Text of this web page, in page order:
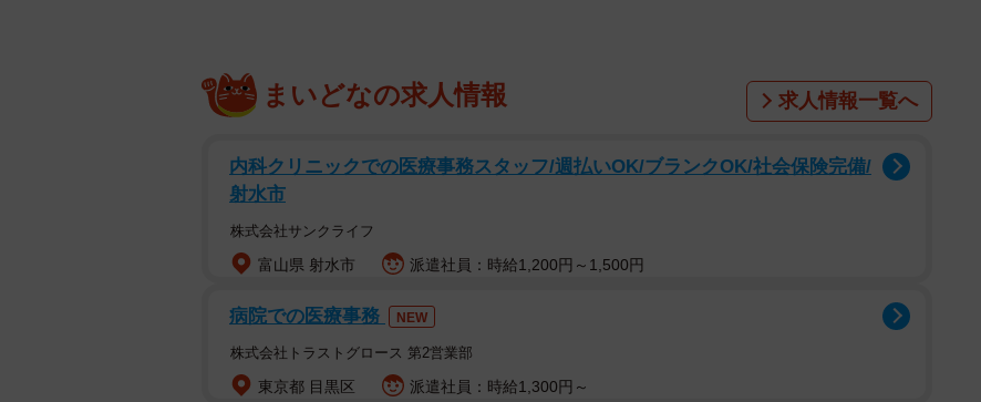
まいどなの求人情報 求人情報一覧へ
内科クリニックでの医療事務スタッフ/週払いOK/ブランクOK/社会保険完備/
射水市
株式会社サンクライフ
富山県 射水市 派遣社員：時給1,200円～1,500円
病院での医療事務 NEW
株式会社トラストグロース 第2営業部
東京都 目黒区 派遣社員：時給1,300円～